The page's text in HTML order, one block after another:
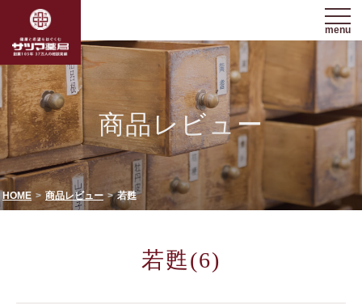
menu
商品レビュー
HOME 商品レビュー 若甦
若甦(6)